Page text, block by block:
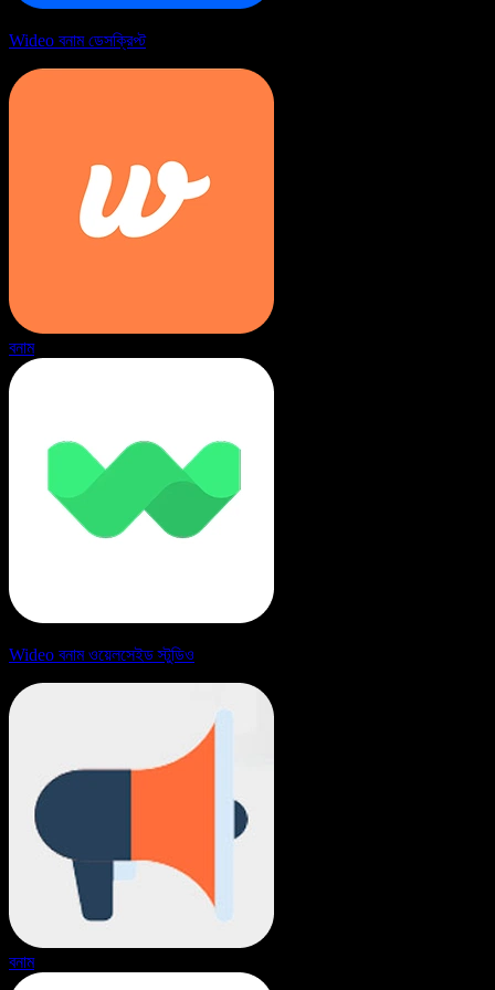
Wideo বনাম ডেসক্রিপ্ট
বনাম
Wideo বনাম ওয়েলসেইড স্টুডিও
বনাম